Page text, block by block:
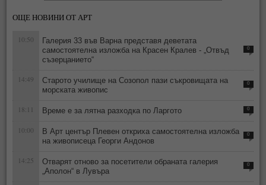
ОЩЕ НОВИНИ ОТ АРТ
10:50
Галерия 33 във Варна представя деветата
самостоятелна изложба на Красен Кралев - „Отвъд
съзерцанието“
0
14:49
Старото училище на Созопол пази съкровищата на
морската живопис
0
18:11 Време е за лятна разходка по Ларгото 0
10:00
В Арт център Плевен откриха самостоятелна изложба
на живописеца Георги Андонов
0
14:25
Отварят отново за посетители обраната галерия
„Аполон“ в Лувъра
0